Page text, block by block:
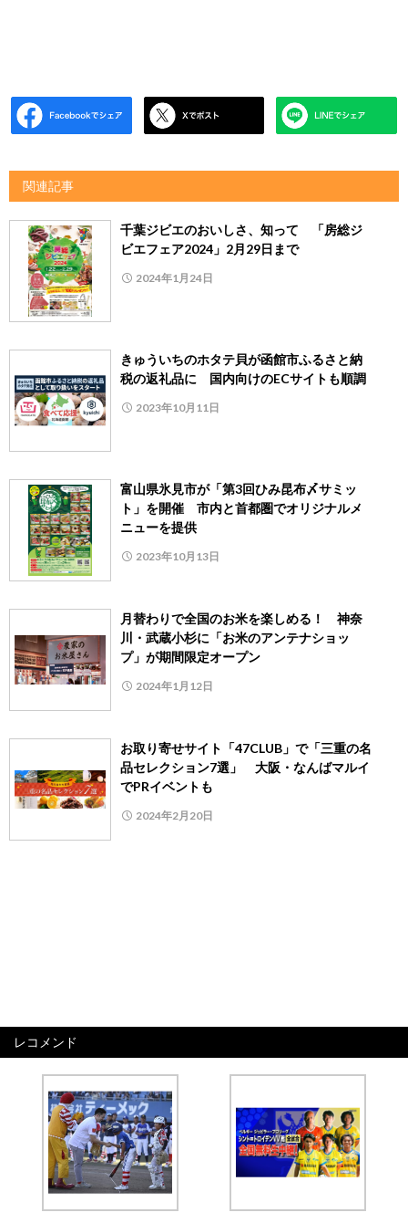
関連記事
千葉ジビエのおいしさ、知って 「房総ジ
ビエフェア2024」2月29日まで
2024年1月24日
きゅういちのホタテ貝が函館市ふるさと納
税の返礼品に 国内向けのECサイトも順調
2023年10月11日
富山県氷見市が「第3回ひみ昆布〆サミッ
ト」を開催 市内と首都圏でオリジナルメ
ニューを提供
2023年10月13日
月替わりで全国のお米を楽しめる！ 神奈
川・武蔵小杉に「お米のアンテナショッ
プ」が期間限定オープン
2024年1月12日
お取り寄せサイト「47CLUB」で「三重の名
品セレクション7選」 大阪・なんばマルイ
でPRイベントも
2024年2月20日
レコメンド